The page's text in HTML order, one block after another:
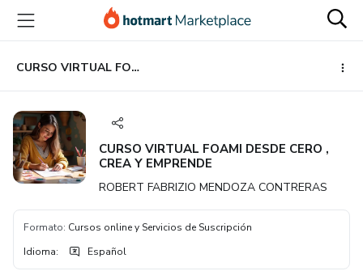
principal
página
de
página
CURSO VIRTUAL FOAMI DESDE CERO , CREA Y EMPRENDE
CURSO VIRTUAL FOAMI DESDE CERO ,
CREA Y EMPRENDE
ROBERT FABRIZIO MENDOZA CONTRERAS
Formato: Cursos online y Servicios de Suscripción
Idioma: Español